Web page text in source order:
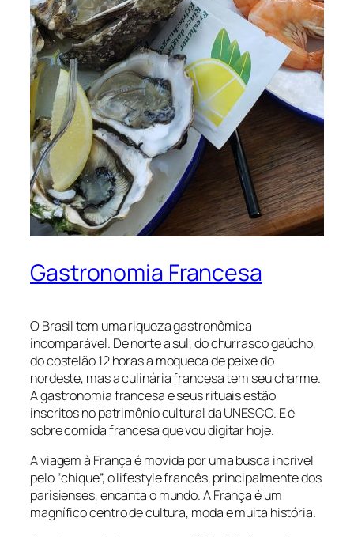
Gastronomia Francesa
O Brasil tem uma riqueza gastronômica
incomparável. De norte a sul, do churrasco gaúcho,
do costelão 12 horas a moqueca de peixe do
nordeste, mas a culinária francesa tem seu charme.
A gastronomia francesa e seus rituais estão
inscritos no patrimônio cultural da UNESCO. E é
sobre comida francesa que vou digitar hoje.
A viagem à França é movida por uma busca incrível
pelo “chique”, o lifestyle francês, principalmente dos
parisienses, encanta o mundo. A França é um
magnífico centro de cultura, moda e muita história.